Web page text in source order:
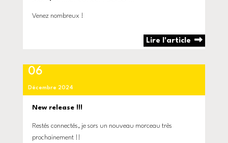
Venez nombreux !
Lire l'article
06
Décembre 2024
New release !!!
Restés connectés, je sors un nouveau morceau très
prochainement !!